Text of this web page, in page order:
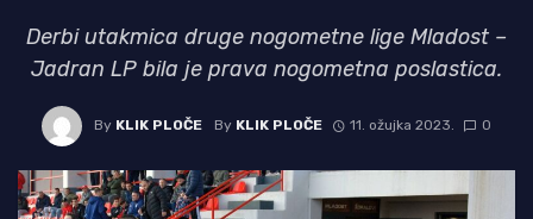
Derbi utakmica druge nogometne lige Mladost –
Jadran LP bila je prava nogometna poslastica.
By KLIK PLOČE By KLIK PLOČE 11. ožujka 2023. 0